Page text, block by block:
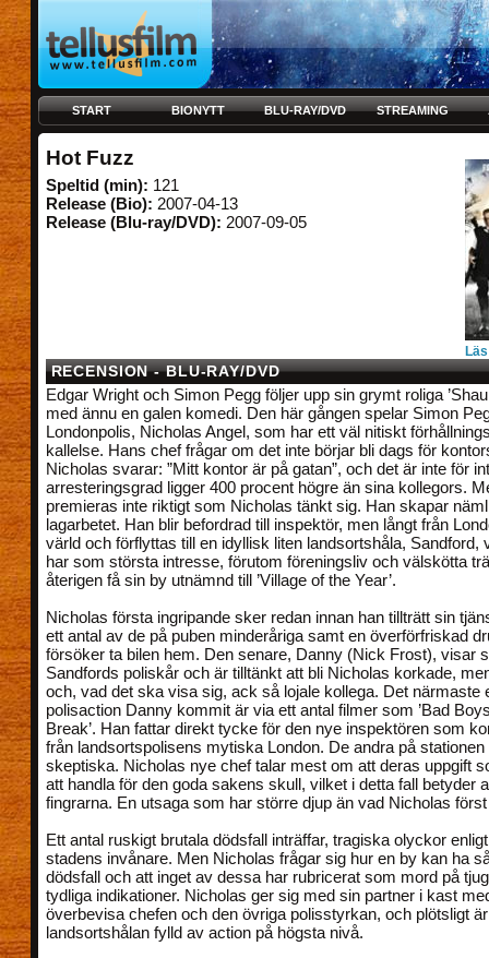
START BIONYTT BLU-RAY/DVD STREAMING
Hot Fuzz
Speltid (min): 121
Release (Bio): 2007-04-13
Release (Blu-ray/DVD): 2007-09-05
RECENSION - BLU-RAY/DVD
Edgar Wright och Simon Pegg följer upp sin grymt roliga
med ännu en galen komedi. Den här gången spelar Simon
Londonpolis, Nicholas Angel, som har ett väl nitiskt
kallelse. Hans chef frågar om det inte börjar bli dags för
Nicholas svarar: ”Mitt kontor är på gatan”, och det är inte för
arresteringsgrad ligger 400 procent högre än sina kollegors.
premieras inte riktigt som Nicholas tänkt sig. Han skapar
lagarbetet. Han blir befordrad till inspektör, men långt från
värld och förflyttas till en idyllisk liten landsortshåla, Sandford,
har som största intresse, förutom föreningsliv och välskötta
återigen få sin by utnämnd till ’Village of the Year’.
Nicholas första ingripande sker redan innan han tillträtt sin
ett antal av de på puben minderåriga samt en överförfriskad
försöker ta bilen hem. Den senare, Danny (Nick Frost), visar
Sandfords poliskår och är tilltänkt att bli Nicholas korkade,
och, vad det ska visa sig, ack så lojale kollega. Det närmaste
polisaction Danny kommit är via ett antal filmer som ’Bad Boys
Break’. Han fattar direkt tycke för den nye inspektören som
från landsortspolisens mytiska London. De andra på stationen
skeptiska. Nicholas nye chef talar mest om att deras uppgift
att handla för den goda sakens skull, vilket i detta fall betyder
fingrarna. En utsaga som har större djup än vad Nicholas först
Ett antal ruskigt brutala dödsfall inträffar, tragiska olyckor
stadens invånare. Men Nicholas frågar sig hur en by kan ha
dödsfall och att inget av dessa har rubricerat som mord på
tydliga indikationer. Nicholas ger sig med sin partner i kast
överbevisa chefen och den övriga polisstyrkan, och plötsligt
landsortshålan fylld av action på högsta nivå.